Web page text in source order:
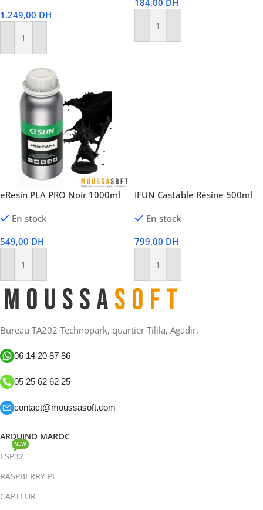
1.249,00 DH
Ajouter Au Panier
184,00 DH
Ajouter Au Panier
eResin PLA PRO Noir 1000ml
En stock
549,00 DH
Ajouter Au Panier
IFUN Castable Résine 500ml
En stock
799,00 DH
Ajouter Au Panier
Bureau TA202 Technopark, quartier Tilila, Agadir.
06 14 20 87 86
05 25 62 62 25
contact@moussasoft.com
ARDUINO MAROC
ESP32
NEW
RASPBERRY PI
CAPTEUR